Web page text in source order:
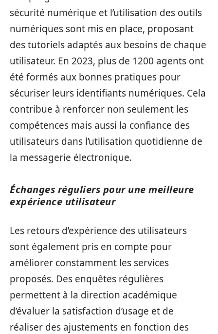
sécurité numérique et l’utilisation des outils
numériques sont mis en place, proposant
des tutoriels adaptés aux besoins de chaque
utilisateur. En 2023, plus de 1200 agents ont
été formés aux bonnes pratiques pour
sécuriser leurs identifiants numériques. Cela
contribue à renforcer non seulement les
compétences mais aussi la confiance des
utilisateurs dans l’utilisation quotidienne de
la messagerie électronique.
Échanges réguliers pour une meilleure
expérience utilisateur
Les retours d’expérience des utilisateurs
sont également pris en compte pour
améliorer constamment les services
proposés. Des enquêtes régulières
permettent à la direction académique
d’évaluer la satisfaction d’usage et de
réaliser des ajustements en fonction des